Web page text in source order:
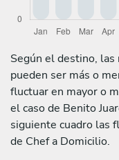
Según el destino,
pueden ser más o
fluctuar en mayor o
el caso de Benito
siguiente cuadro las
de Chef a Domicilio.